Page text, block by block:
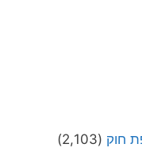
חוק (2,103)